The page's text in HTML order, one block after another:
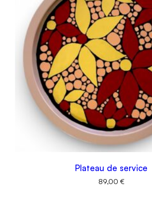
Plateau de service
89,00 €